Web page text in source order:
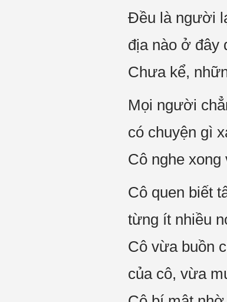
Đều là người
địa nào ở đây
Chưa kể,
Mọi người
có chuyện gì
Cô nghe xong
Cô quen biết
từng ít nhiều
Cô vừa buồn
của cô, vừa